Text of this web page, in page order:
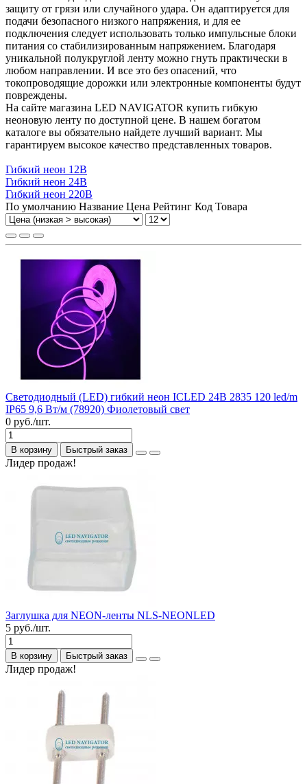
защиту от грязи или случайного удара. Он адаптируется для
подачи безопасного низкого напряжения, и для ее
подключения следует использовать только импульсные блоки
питания со стабилизированным напряжением. Благодаря
уникальной полукруглой ленту можно гнуть практически в
любом направлении. И все это без опасений, что
токопроводящие дорожки или электронные компоненты будут
повреждены.
На сайте магазина LED NAVIGATOR купить гибкую
неоновую ленту по доступной цене. В нашем богатом
каталоге вы обязательно найдете лучший вариант. Мы
гарантируем высокое качество представленных товаров.
Гибкий неон 12В
Гибкий неон 24В
Гибкий неон 220В
По умолчанию Название Цена Рейтинг Код Товара
Светодиодный (LED) гибкий неон ICLED 24В 2835 120 led/m
IP65 9,6 Вт/м (78920) Фиолетовый свет
0 руб./шт.
В корзину Быстрый заказ
Лидер продаж!
Заглушка для NEON-ленты NLS-NEONLED
5 руб./шт.
В корзину Быстрый заказ
Лидер продаж!